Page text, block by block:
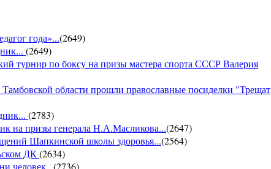
года»...(2649)
(2649)
турнир по боксу на призы мастера спорта СССР Валерия
области прошли православные посиделки "Трещат
(2783)
на призы генерала Н.А.Масликова...(2647)
Шапкинской школы здоровья...(2564)
ДК(2634)
человек...(2736)